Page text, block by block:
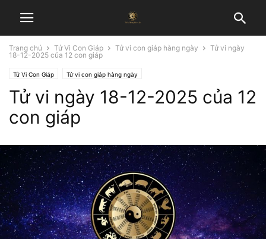
Trang chủ Tử Vi Con Giáp Tử vi con giáp hàng ngày
Tử vi ngày
18-12-2025 của 12 con giáp
Tử Vi Con Giáp Tử vi con giáp hàng ngày
Tử vi ngày 18-12-2025 của 12
con giáp